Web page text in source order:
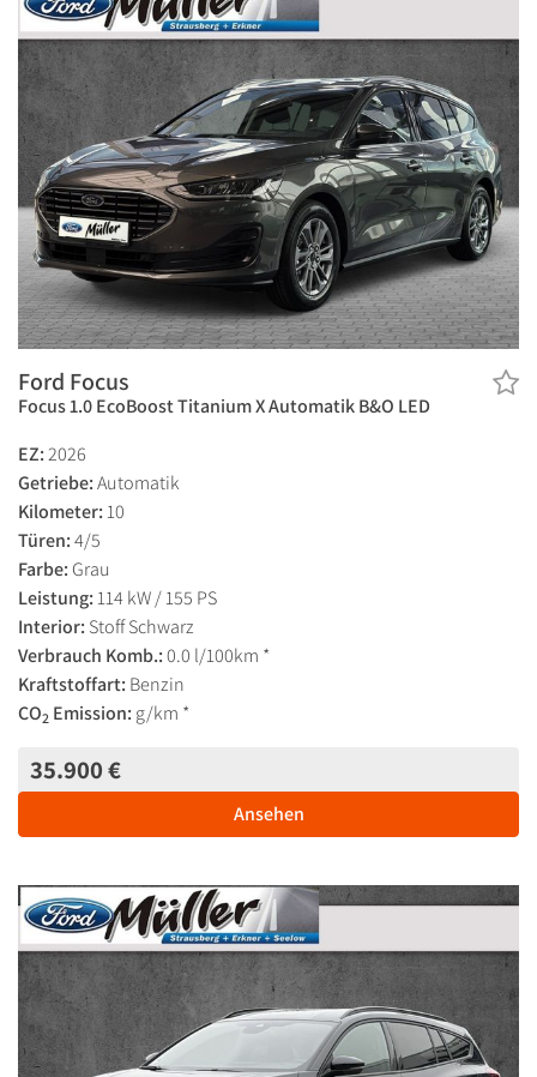
Ford Focus
Focus 1.0 EcoBoost Titanium X Automatik B&O LED
EZ:2026
Getriebe:Automatik
Kilometer: 10
Türen:4/5
Farbe: Grau
Leistung: 114 kW / 155 PS
Interior: Stoff Schwarz
Verbrauch Komb.:0.0 l/100km *
Kraftstoffart: Benzin
CO2 Emission: g/km *
35.900 €
Ansehen